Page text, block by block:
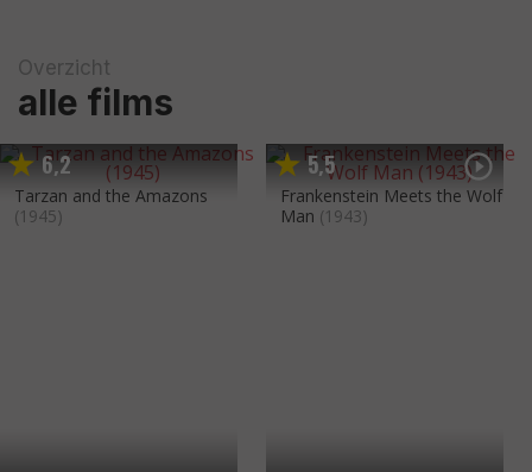
Overzicht
alle films
6,2
Tarzan and the Amazons
(1945)
5,5
Frankenstein Meets the Wolf
Man (1943)